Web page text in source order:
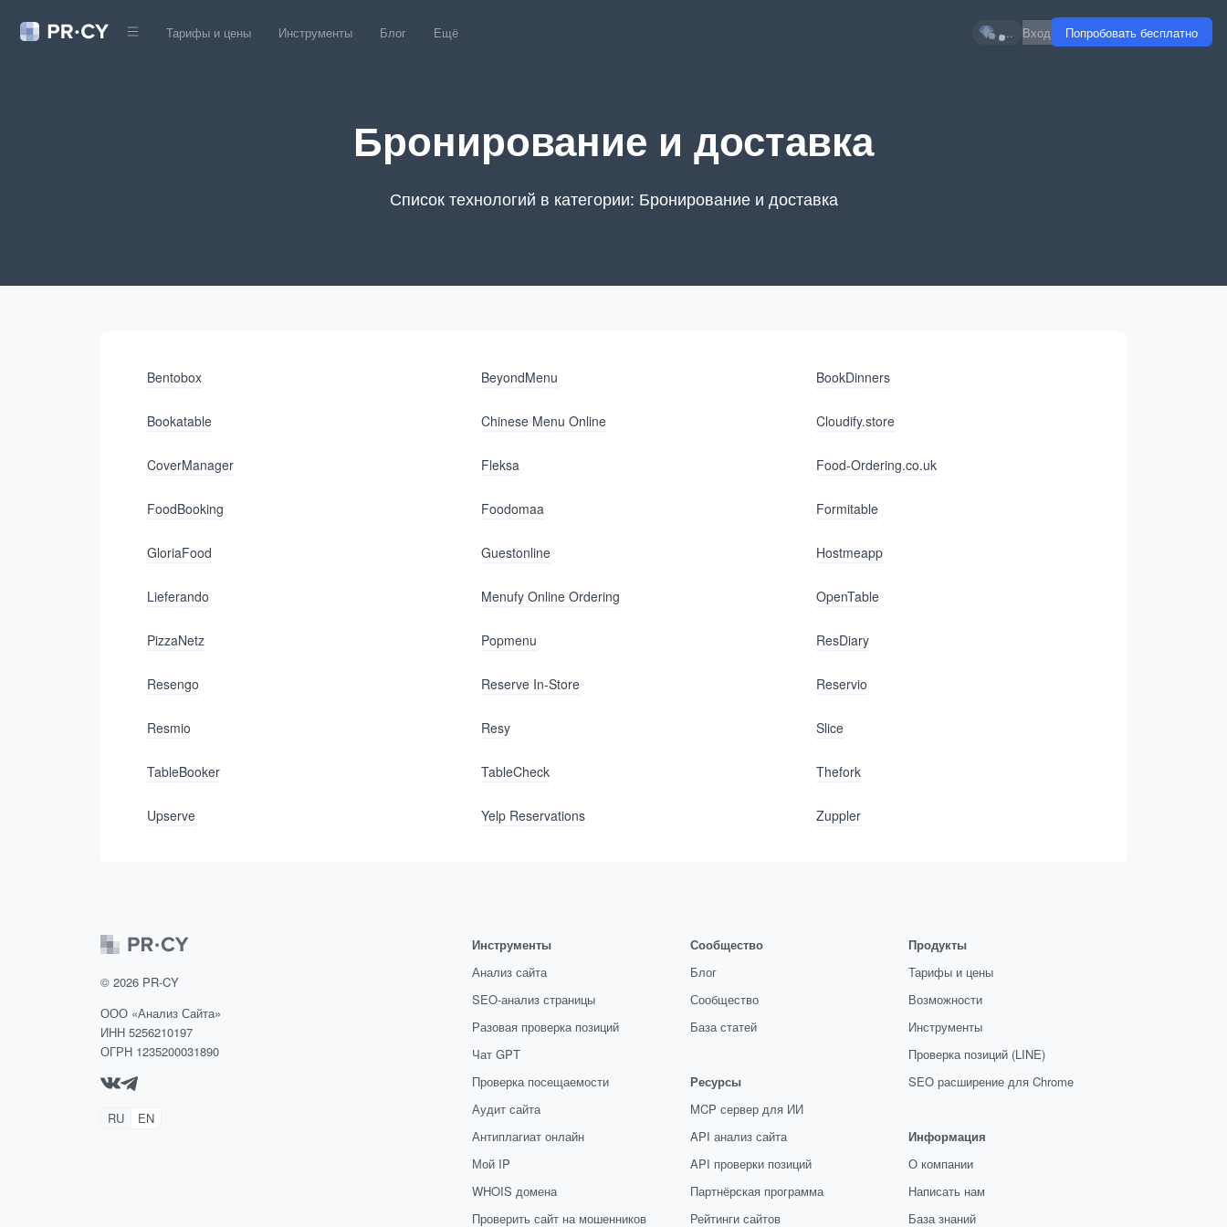
Тарифы и цены Инструменты Блог Ещё ... Вход Попробовать бесплатно
Бронирование и доставка
Список технологий в категории: Бронирование и доставка
Bentobox BeyondMenu BookDinners
Bookatable Chinese Menu Online Cloudify.store
CoverManager Fleksa Food-Ordering.co.uk
FoodBooking Foodomaa Formitable
GloriaFood Guestonline Hostmeapp
Lieferando Menufy Online Ordering OpenTable
PizzaNetz Popmenu ResDiary
Resengo Reserve In-Store Reservio
Resmio Resy Slice
TableBooker TableCheck Thefork
Upserve Yelp Reservations Zuppler
© 2026 PR-CY
ООО «Анализ Сайта»
ИНН 5256210197
ОГРН 1235200031890
RU EN
Инструменты
Анализ сайта
SEO-анализ страницы
Разовая проверка позиций
Чат GPT
Проверка посещаемости
Аудит сайта
Антиплагиат онлайн
Мой IP
WHOIS домена
Проверить сайт на мошенников
Сообщество
Блог
Сообщество
База статей
Ресурсы
MCP сервер для ИИ
API анализ сайта
API проверки позиций
Партнёрская программа
Рейтинги сайтов
Продукты
Тарифы и цены
Возможности
Инструменты
Проверка позиций (LINE)
SEO расширение для Chrome
Информация
О компании
Написать нам
База знаний